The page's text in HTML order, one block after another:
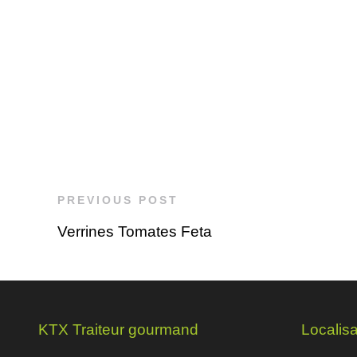
PREVIOUS POST
Verrines Tomates Feta
KTX Traiteur gourmand